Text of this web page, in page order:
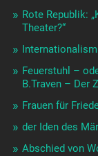
Rote Republik:
Theater?“
Feuerstuhl –
B.Traven – Der
Frauen für
der Iden des
Abschied von